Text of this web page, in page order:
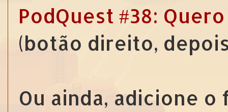
PodQuest #38:
(botão direito,
Ou ainda, adicione